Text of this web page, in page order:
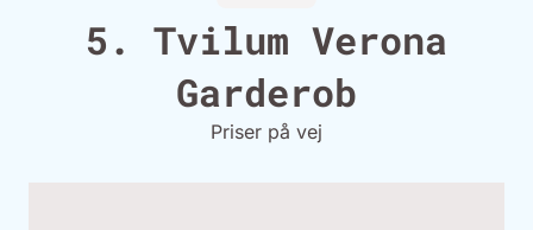
5. Tvilum Verona
Garderob
Priser på vej